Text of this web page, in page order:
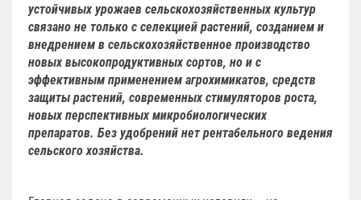
устойчивых урожаев сельскохозяйственных культур
связано не только с селекцией растений, созданием и
внедрением в сельскохозяйственное производство
новых высокопродуктивных сортов, но и c
эффективным применением агрохимикатов, средств
защиты растений, современных стимуляторов роста,
новых перспективных микробиологических
препаратов. Без удобрений нет рентабельного ведения
сельского хозяйства.